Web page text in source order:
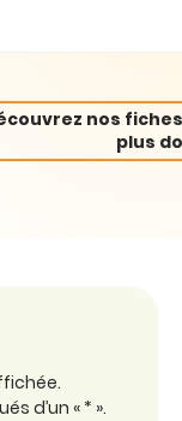
nos
plus
d’un « * ».